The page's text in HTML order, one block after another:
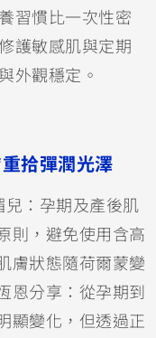
習慣比一次性密
護敏感肌與定期
外觀穩定。
拾彈潤光澤
兒：孕期及產後肌
則，避免使用含高
膚狀態隨荷爾蒙變
恩分享：從孕期到
顯變化，但透過正